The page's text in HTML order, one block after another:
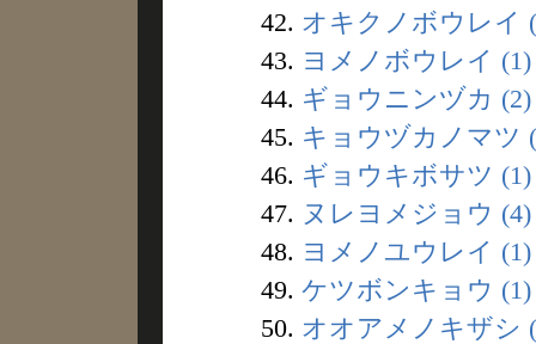
42. オキクノボウレイ
43. ヨメノボウレイ (1)
44. ギョウニンヅカ (2)
45. キョウヅカノマツ
46. ギョウキボサツ (1)
47. ヌレヨメジョウ (4)
48. ヨメノユウレイ (1)
49. ケツボンキョウ (1)
50. オオアメノキザシ